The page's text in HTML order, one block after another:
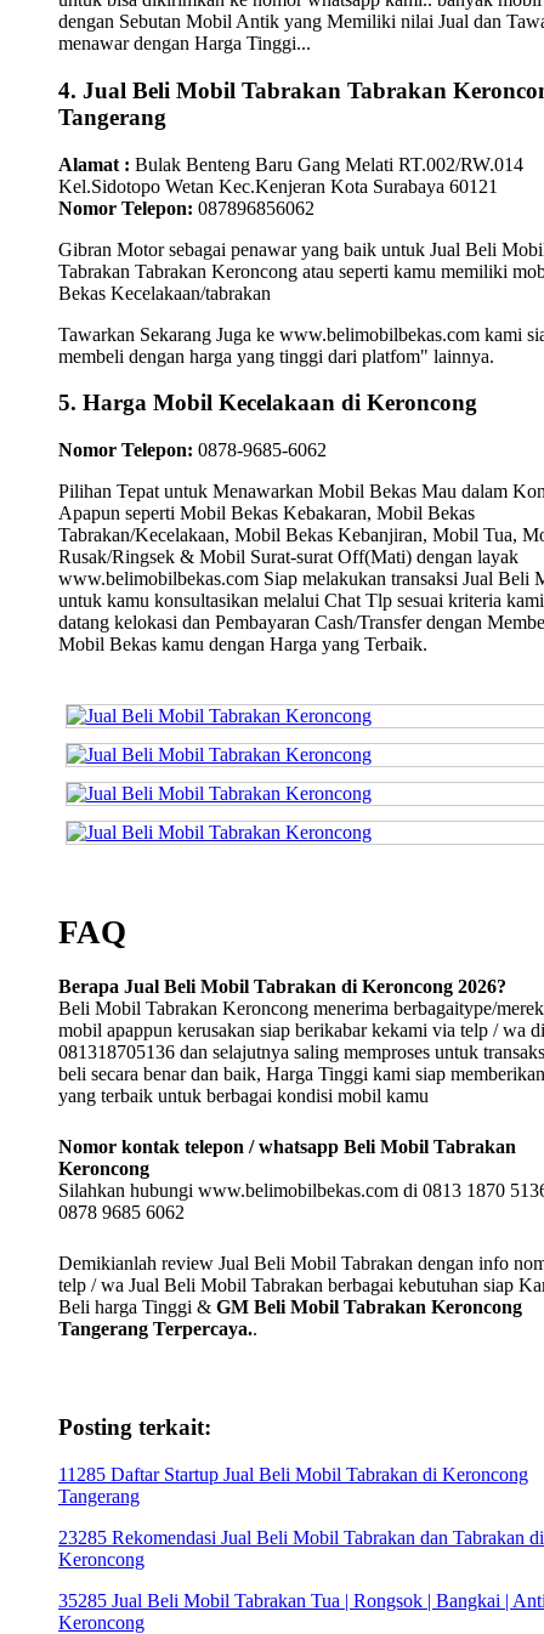
dengan Sebutan Mobil Antik yang Memiliki nilai Jual dan
menawar dengan Harga Tinggi...
4. Jual Beli Mobil Tabrakan Tabrakan
Tangerang
Alamat : Bulak Benteng Baru Gang Melati RT.002/RW.014
Kel.Sidotopo Wetan Kec.Kenjeran Kota Surabaya 60121
Nomor Telepon: 087896856062
Gibran Motor sebagai penawar yang baik untuk Jual Beli
Tabrakan Tabrakan Keroncong atau seperti kamu memiliki
Bekas Kecelakaan/tabrakan
Tawarkan Sekarang Juga ke www.belimobilbekas.com kami
membeli dengan harga yang tinggi dari platfom" lainnya.
5. Harga Mobil Kecelakaan di Keroncong
Nomor Telepon: 0878-9685-6062
Pilihan Tepat untuk Menawarkan Mobil Bekas Mau dalam
Apapun seperti Mobil Bekas Kebakaran, Mobil Bekas
Tabrakan/Kecelakaan, Mobil Bekas Kebanjiran, Mobil Tua,
Rusak/Ringsek & Mobil Surat-surat Off(Mati) dengan layak
www.belimobilbekas.com Siap melakukan transaksi Jual Beli
untuk kamu konsultasikan melalui Chat Tlp sesuai kriteria
datang kelokasi dan Pembayaran Cash/Transfer dengan
Mobil Bekas kamu dengan Harga yang Terbaik.
FAQ
Berapa Jual Beli Mobil Tabrakan di Keroncong 2026?
Beli Mobil Tabrakan Keroncong menerima berbagaitype/merek
mobil apappun kerusakan siap berikabar kekami via telp / wa di
081318705136 dan selajutnya saling memproses untuk
beli secara benar dan baik, Harga Tinggi kami siap memberikan
yang terbaik untuk berbagai kondisi mobil kamu
Nomor kontak telepon / whatsapp Beli Mobil Tabrakan
Keroncong
Silahkan hubungi www.belimobilbekas.com di 0813 1870
0878 9685 6062
Demikianlah review Jual Beli Mobil Tabrakan dengan info
telp / wa Jual Beli Mobil Tabrakan berbagai kebutuhan siap
Beli harga Tinggi & GM Beli Mobil Tabrakan Keroncong
Tangerang Terpercaya..
Posting terkait:
11285 Daftar Startup Jual Beli Mobil Tabrakan di Keroncong
Tangerang
23285 Rekomendasi Jual Beli Mobil Tabrakan dan Tabrakan di
Keroncong
35285 Jual Beli Mobil Tabrakan Tua | Rongsok | Bangkai |
Keroncong